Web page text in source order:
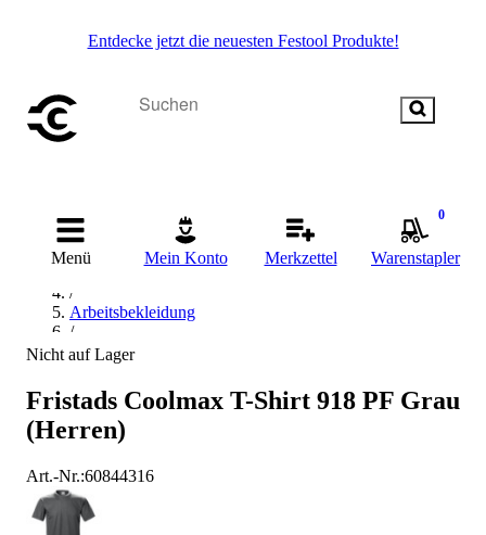
Entdecke jetzt die neuesten Festool Produkte!
Menü Mein Konto Merkzettel
0
Warenstapler
Startseite
/
/
Arbeitsbekleidung
/
Pullover, Shirt & Hemd
T-Shirt
Nicht auf Lager
Fristads Coolmax T-Shirt 918 PF Grau
(Herren)
Art.-Nr.:60844316